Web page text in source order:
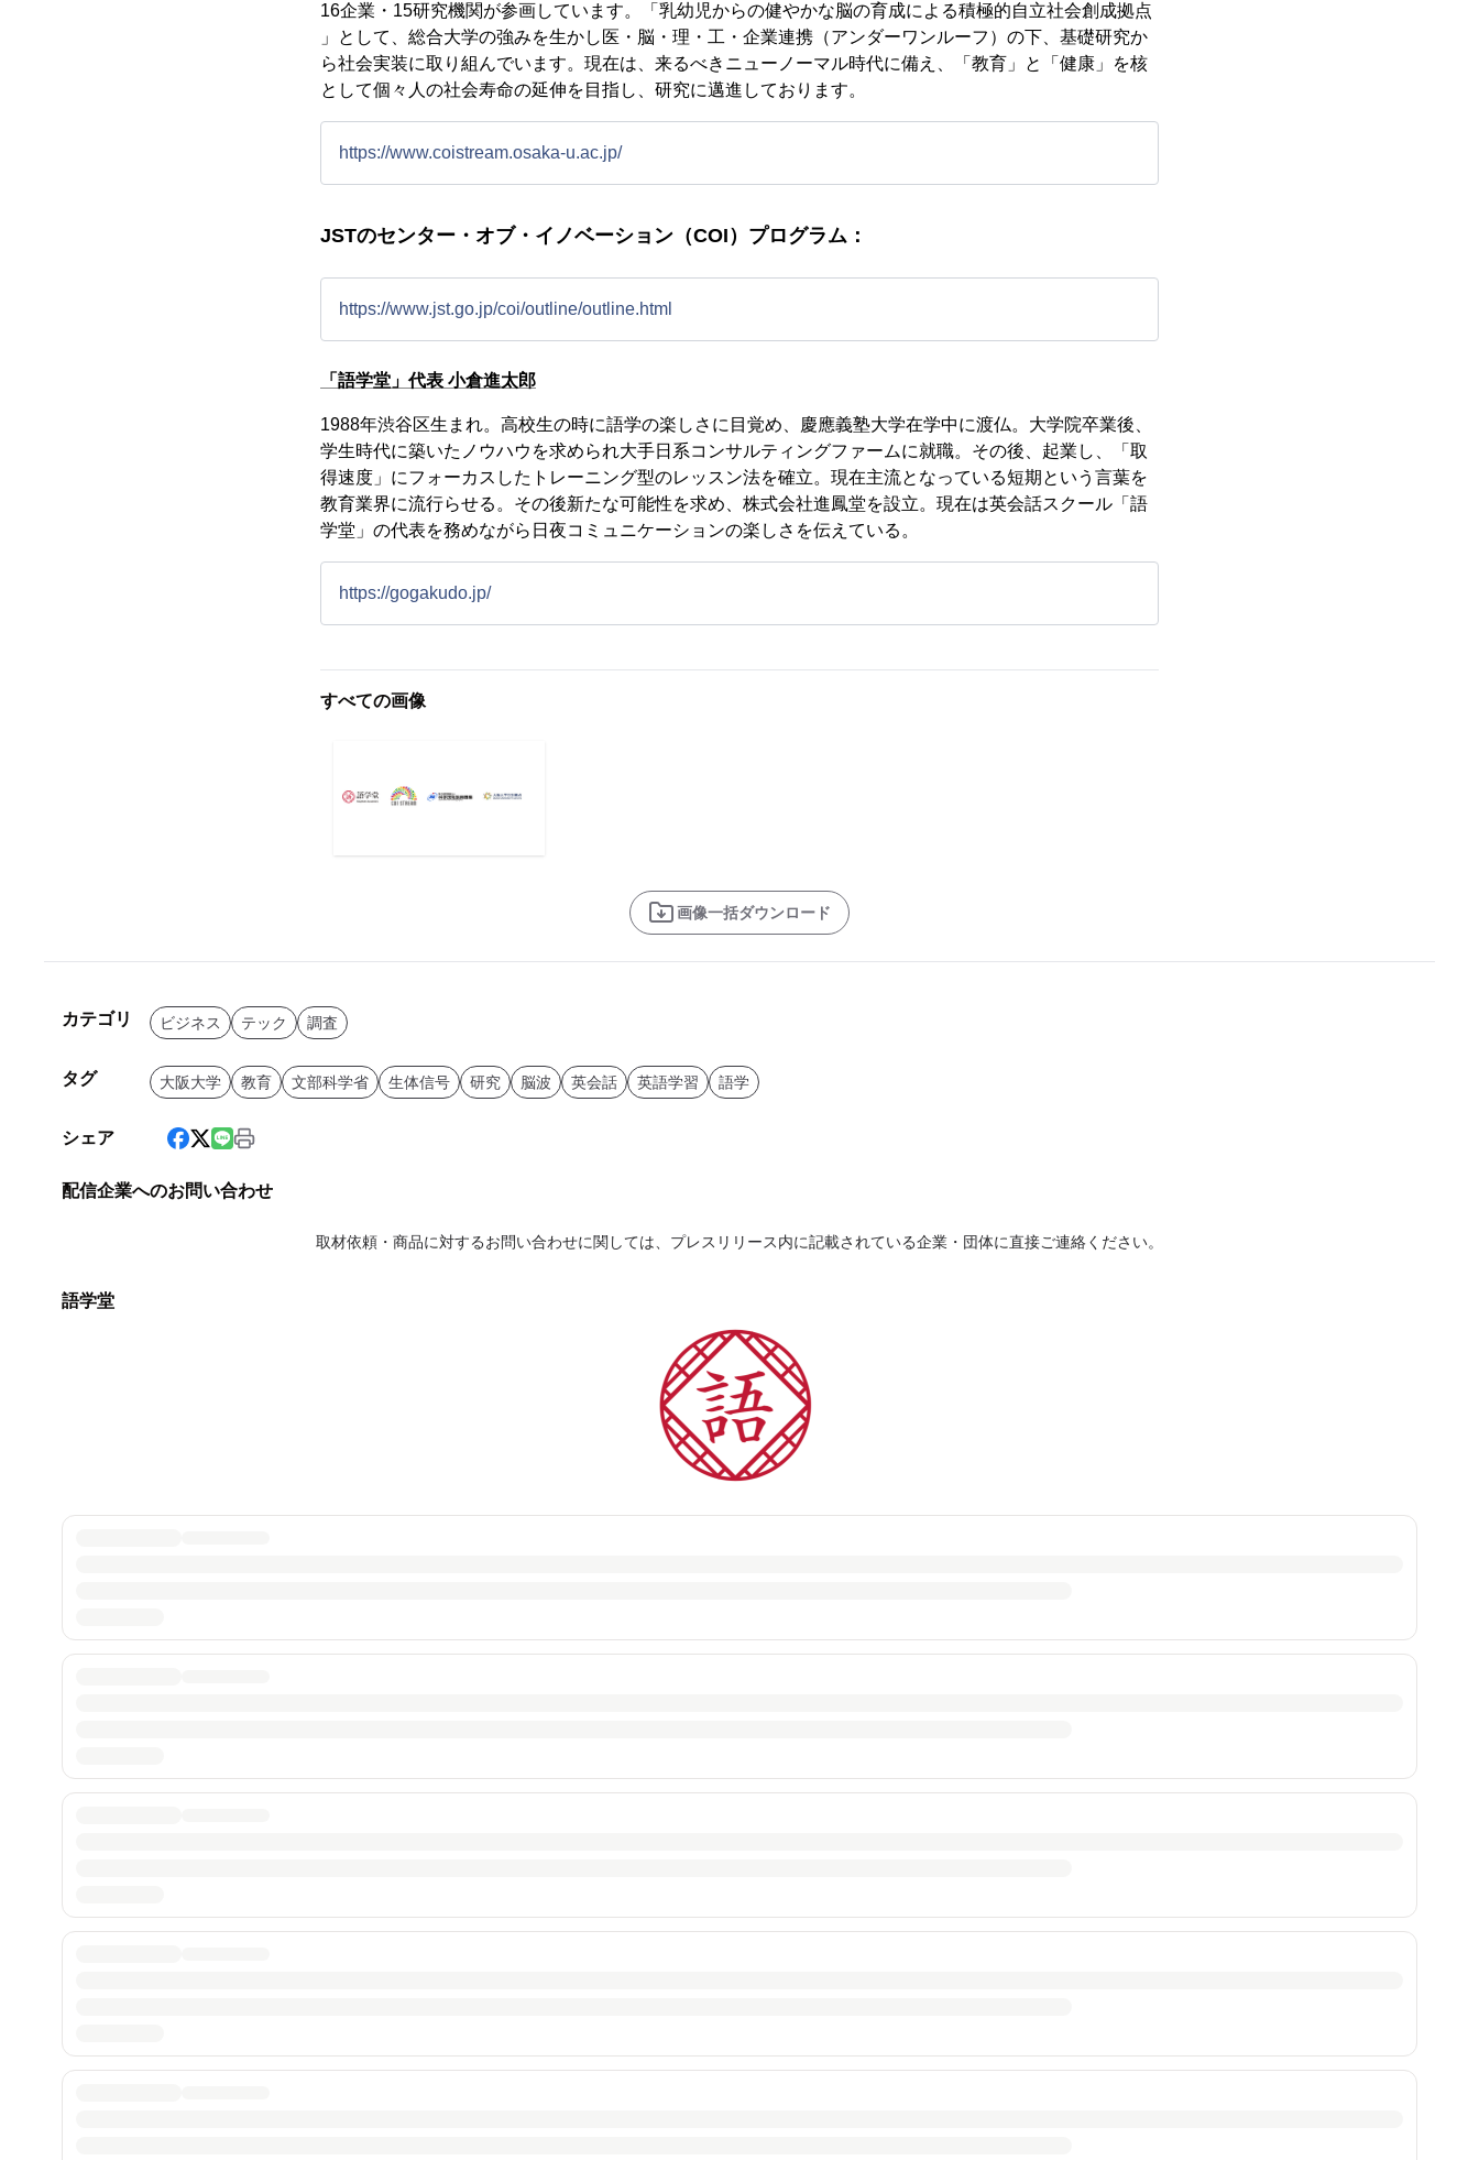
16企業・15研究機関が参画しています。「乳幼児からの健やかな脳の育成による積極的自立社会創成拠点
」として、総合大学の強みを生かし医・脳・理・工・企業連携（アンダーワンルーフ）の下、基礎研究か
ら社会実装に取り組んでいます。現在は、来るべきニューノーマル時代に備え、「教育」と「健康」を核
として個々人の社会寿命の延伸を目指し、研究に邁進しております。
https://www.coistream.osaka-u.ac.jp/
JSTのセンター・オブ・イノベーション（COI）プログラム：
https://www.jst.go.jp/coi/outline/outline.html
「語学堂」代表 小倉進太郎
1988年渋谷区生まれ。高校生の時に語学の楽しさに目覚め、慶應義塾大学在学中に渡仏。大学院卒業後、
学生時代に築いたノウハウを求められ大手日系コンサルティングファームに就職。その後、起業し、「取
得速度」にフォーカスしたトレーニング型のレッスン法を確立。現在主流となっている短期という言葉を
教育業界に流行らせる。その後新たな可能性を求め、株式会社進鳳堂を設立。現在は英会話スクール「語
学堂」の代表を務めながら日夜コミュニケーションの楽しさを伝えている。
https://gogakudo.jp/
すべての画像
画像一括ダウンロード
カテゴリ ビジネス テック 調査
タグ 大阪大学 教育 文部科学省 生体信号 研究 脳波 英会話 英語学習 語学
シェア
配信企業へのお問い合わせ
取材依頼・商品に対するお問い合わせに関しては、プレスリリース内に記載されている企業・団体に直接ご連絡ください。
語学堂